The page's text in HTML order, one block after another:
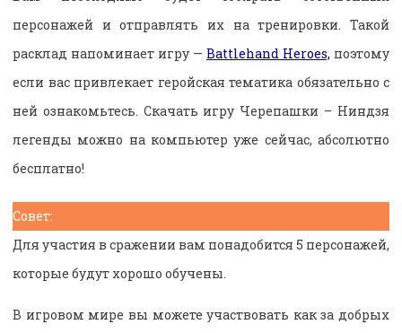
персонажей и отправлять их на тренировки. Такой
расклад напоминает игру — Battlehand Heroes, поэтому
если вас привлекает геройская тематика обязательно с
ней ознакомьтесь. Скачать игру Черепашки – Ниндзя
легенды можно на компьютер уже сейчас, абсолютно
бесплатно!
Совет:
Для участия в сражении вам понадобится 5 персонажей,
которые будут хорошо обучены.
В игровом мире вы можете участвовать как за добрых